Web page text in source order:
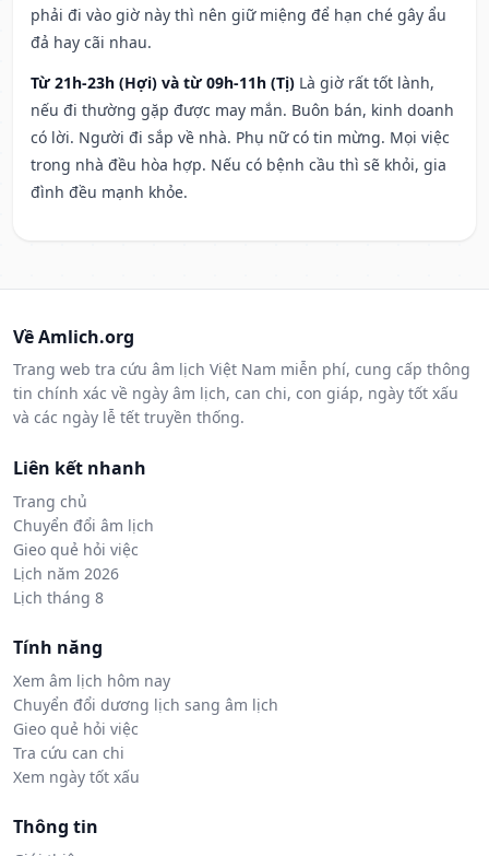
phải đi vào giờ này thì nên giữ miệng để hạn ché gây ẩu
đả hay cãi nhau.
Từ 21h-23h (Hợi) và từ 09h-11h (Tị) Là giờ rất tốt lành,
nếu đi thường gặp được may mắn. Buôn bán, kinh doanh
có lời. Người đi sắp về nhà. Phụ nữ có tin mừng. Mọi việc
trong nhà đều hòa hợp. Nếu có bệnh cầu thì sẽ khỏi, gia
đình đều mạnh khỏe.
Về Amlich.org
Trang web tra cứu âm lịch Việt Nam miễn phí, cung cấp thông
tin chính xác về ngày âm lịch, can chi, con giáp, ngày tốt xấu
và các ngày lễ tết truyền thống.
Liên kết nhanh
Trang chủ
Chuyển đổi âm lịch
Gieo quẻ hỏi việc
Lịch năm 2026
Lịch tháng 8
Tính năng
Xem âm lịch hôm nay
Chuyển đổi dương lịch sang âm lịch
Gieo quẻ hỏi việc
Tra cứu can chi
Xem ngày tốt xấu
Thông tin